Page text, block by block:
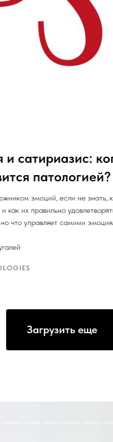
сатириазис:
патологией?
эмоций, если не знать,
как их правильно
что управляет самими
Загрузить еще